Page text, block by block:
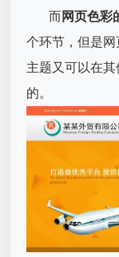
而网页色彩
个环节，但是
主题又可以在
的。